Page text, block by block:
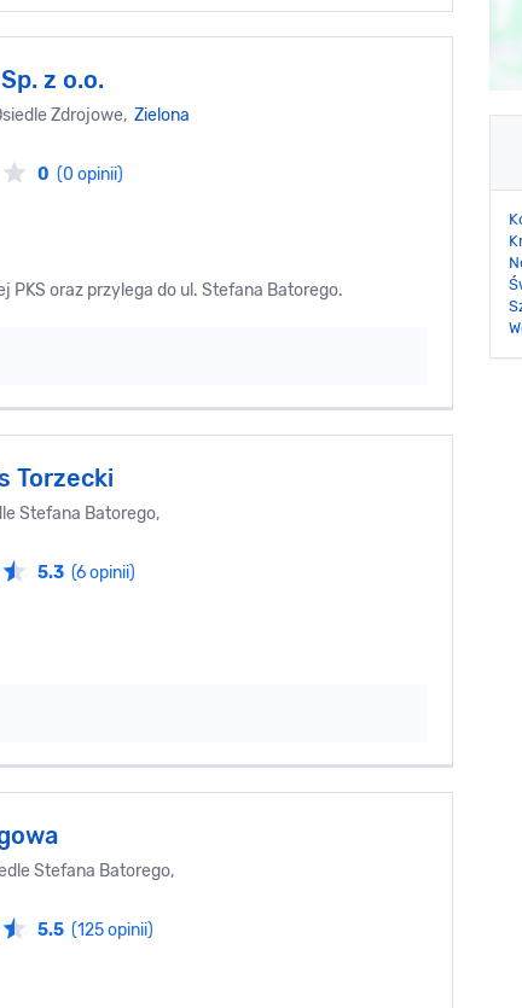
z o.o.
Zdrojowe, Zielona
0 (0 opinii)
PKS oraz przylega do ul. Stefana Batorego.
Torzecki
Stefana Batorego,
5.3 (6 opinii)
Stefana Batorego,
5.5 (125 opinii)